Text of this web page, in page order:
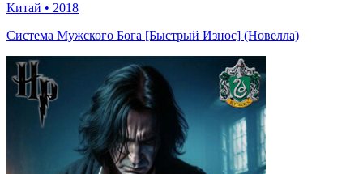
Китай • 2018
Система Мужского Бога [Быстрый Износ] (Новелла)